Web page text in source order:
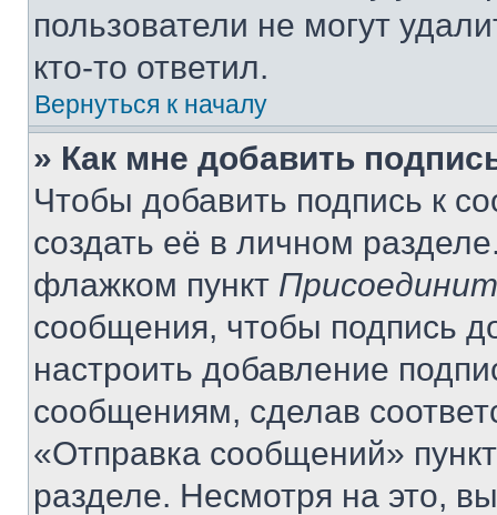
пользователи не могут
кто-то ответил.
Вернуться к началу
» Как мне добавить
Чтобы добавить подпись к
создать её в личном
флажком пункт
сообщения, чтобы подпись
настроить добавление
сообщениям, сделав
«Отправка сообщений»
разделе. Несмотря на это,